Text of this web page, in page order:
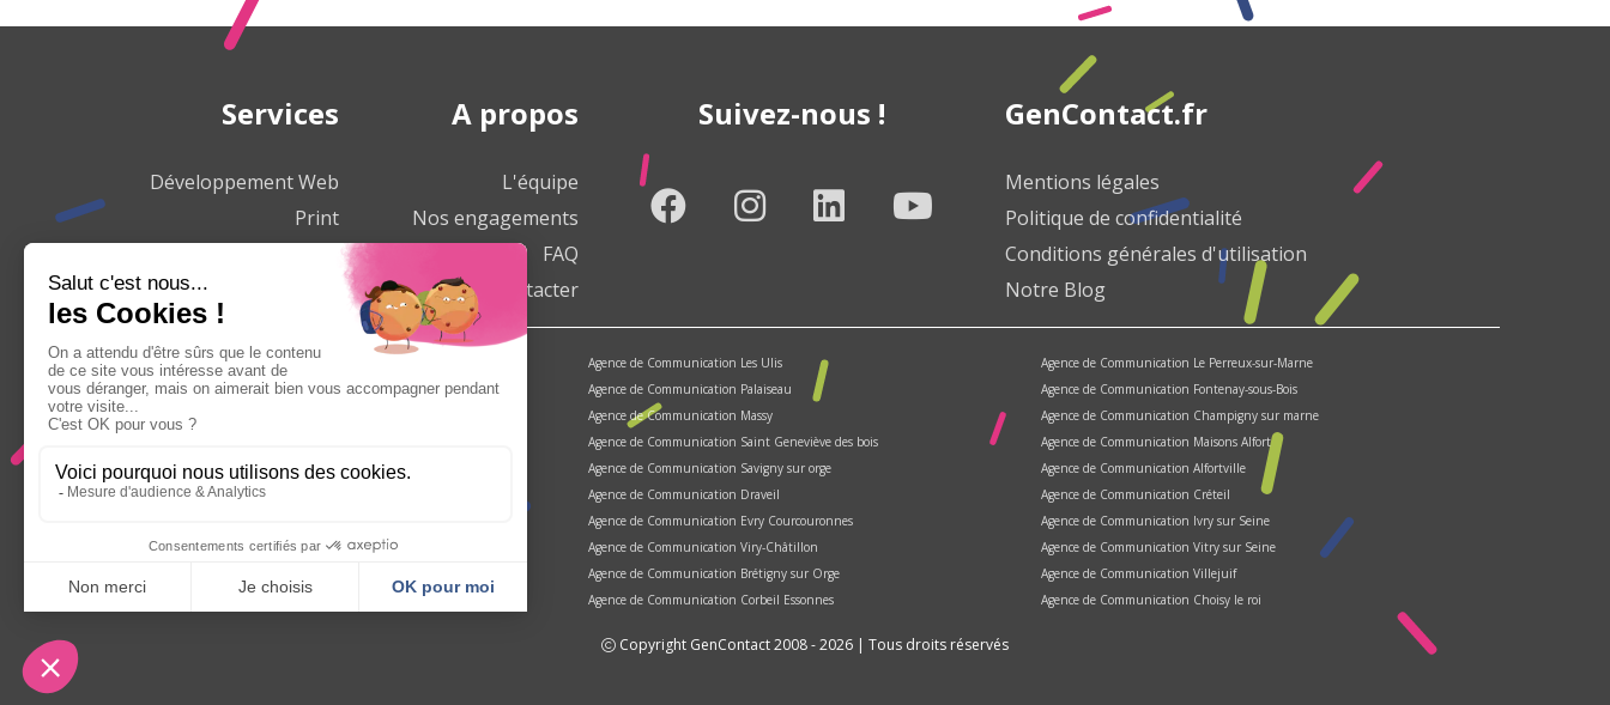
Services
Développement Web
Print
Charte de qualité
A propos
L'équipe
Nos engagements
FAQ
Nous contacter
Suivez-nous ! GenContact.fr
Mentions légales
Politique de confidentialité
Conditions générales d'utilisation
Notre Blog
Agence de Communication Villeparisis
Agence de Communication Chelles
Agence de Communication Lagny sur Marne
Agence de Communication Torcy
Agence de Communication Meaux
Agence de Communication Melun
Agence de Communication Les Ulis
Agence de Communication Palaiseau
Agence de Communication Massy
Agence de Communication Saint Geneviève des bois
Agence de Communication Savigny sur orge
Agence de Communication Draveil
Agence de Communication Evry Courcouronnes
Agence de Communication Viry-Châtillon
Agence de Communication Brétigny sur Orge
Agence de Communication Corbeil Essonnes
Agence de Communication Le Perreux-sur-Marne
Agence de Communication Fontenay-sous-Bois
Agence de Communication Champigny sur marne
Agence de Communication Maisons Alfort
Agence de Communication Alfortville
Agence de Communication Créteil
Agence de Communication Ivry sur Seine
Agence de Communication Vitry sur Seine
Agence de Communication Villejuif
Agence de Communication Choisy le roi
Copyright GenContact 2008 - 2026 | Tous droits réservés